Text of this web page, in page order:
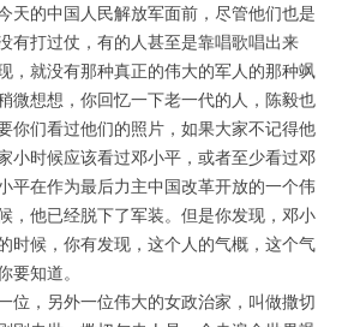
天的中国人民解放军面前，尽管他们也是
有打过仗，有的人甚至是靠唱歌唱出来
，就没有那种真正的伟大的军人的那种飒
微想想，你回忆一下老一代的人，陈毅也
你们看过他们的照片，如果大家不记得他
小时候应该看过邓小平，或者至少看过邓
平在作为最后力主中国改革开放的一个伟
，他已经脱下了军装。但是你发现，邓小
时候，你有发现，这个人的气概，这个气
要知道。
位，另外一位伟大的女政治家，叫做撒切